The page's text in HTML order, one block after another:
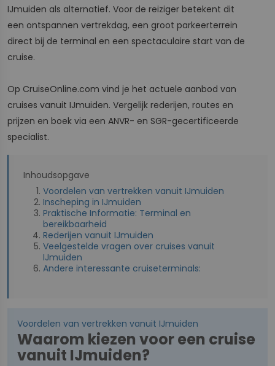
IJmuiden als alternatief. Voor de reiziger betekent dit
een ontspannen vertrekdag, een groot parkeerterrein
direct bij de terminal en een spectaculaire start van de
cruise.
Op CruiseOnline.com vind je het actuele aanbod van
cruises vanuit IJmuiden. Vergelijk rederijen, routes en
prijzen en boek via een ANVR- en SGR-gecertificeerde
specialist.
Inhoudsopgave
Voordelen van vertrekken vanuit IJmuiden
Inscheping in IJmuiden
Praktische Informatie: Terminal en
bereikbaarheid
Rederijen vanuit IJmuiden
Veelgestelde vragen over cruises vanuit
IJmuiden
Andere interessante cruiseterminals:
Voordelen van vertrekken vanuit IJmuiden
Waarom kiezen voor een cruise
vanuit IJmuiden?